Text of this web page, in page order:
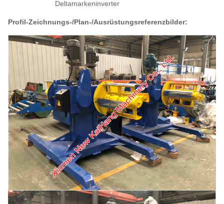
Deltamarkeninverter
Profil-Zeichnungs-/Plan-/Ausrüstungsreferenzbilder: